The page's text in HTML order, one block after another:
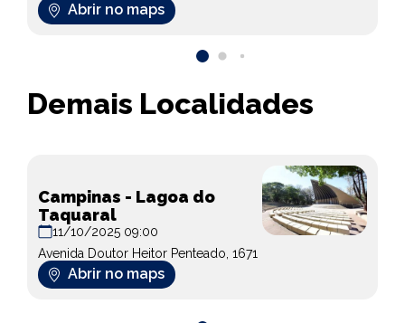
Abrir no maps
Demais Localidades
Campinas - Lagoa do
Taquaral
Avenida Doutor Heitor Penteado, 1671
11/10/2025 09:00
Abrir no maps